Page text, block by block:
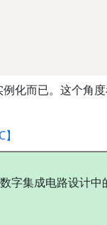
化而已。这个角
字集成电路设计中